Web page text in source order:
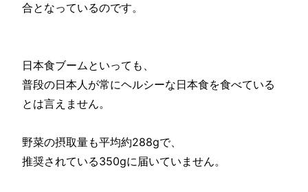
合となっているのです。
日本食ブームといっても、
普段の日本人が常にヘルシーな日本食を食べている
とは言えません。
野菜の摂取量も平均約288gで、
推奨されている350gに届いていません。